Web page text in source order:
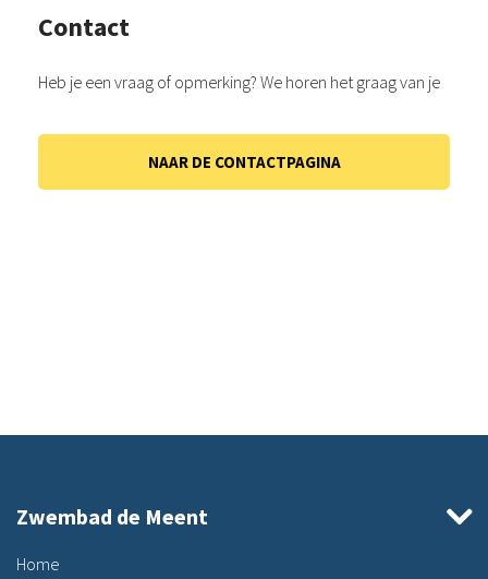
Contact
Heb je een vraag of opmerking? We horen het graag van je
NAAR DE CONTACTPAGINA
Zwembad de Meent
Home